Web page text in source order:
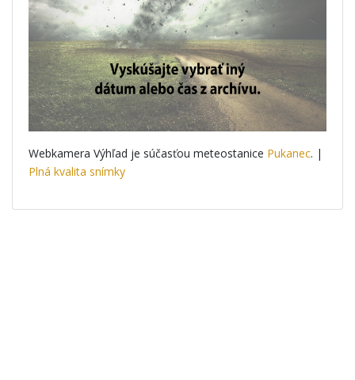
Webkamera Výhľad je súčasťou meteostanice Pukanec. |
Plná kvalita snímky